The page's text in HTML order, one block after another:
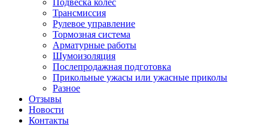
Подвеска колес
Трансмиссия
Рулевое управление
Тормозная система
Арматурные работы
Шумоизоляция
Послепродажная подготовка
Прикольные ужасы или ужасные приколы
Разное
Отзывы
Новости
Контакты